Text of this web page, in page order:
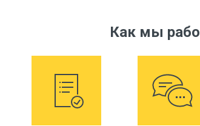
Как мы